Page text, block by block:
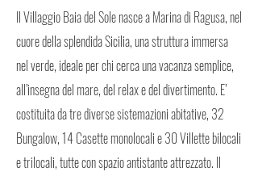
Il Villaggio Baia del Sole nasce a Marina di Ragusa, nel
cuore della splendida Sicilia, una struttura immersa
nel verde, ideale per chi cerca una vacanza semplice,
all’insegna del mare, del relax e del divertimento. E’
costituita da tre diverse sistemazioni abitative, 32
Bungalow, 14 Casette monolocali e 30 Villette bilocali
e trilocali, tutte con spazio antistante attrezzato. Il